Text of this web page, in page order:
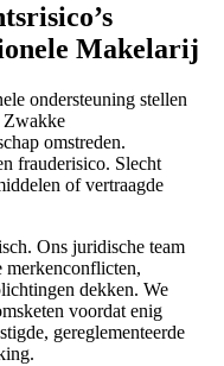
Makelarij
ondersteuning stellen
Zwakke
omstreden.
frauderisico. Slecht
of vertraagde
Ons juridische team
merkenconflicten,
dekken. We
voordat enig
gereglementeerde